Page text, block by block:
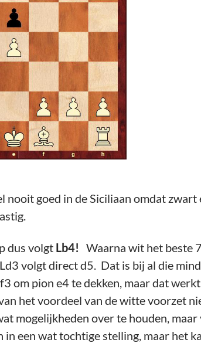
nooit goed in de Siciliaan omdat
dus volgt Lb4! Waarna wit het beste
volgt direct d5. Dat is bij al die
om pion e4 te dekken, maar dat
het voordeel van de witte voorzet
mogelijkheden over te houden,
een wat tochtige stelling, maar het